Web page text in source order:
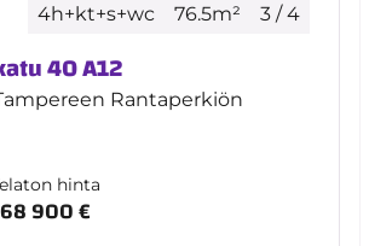
4h+kt+s+wc 76.5m² 3 / 4
40 A12
Rantaperkiön
hinta
900 €